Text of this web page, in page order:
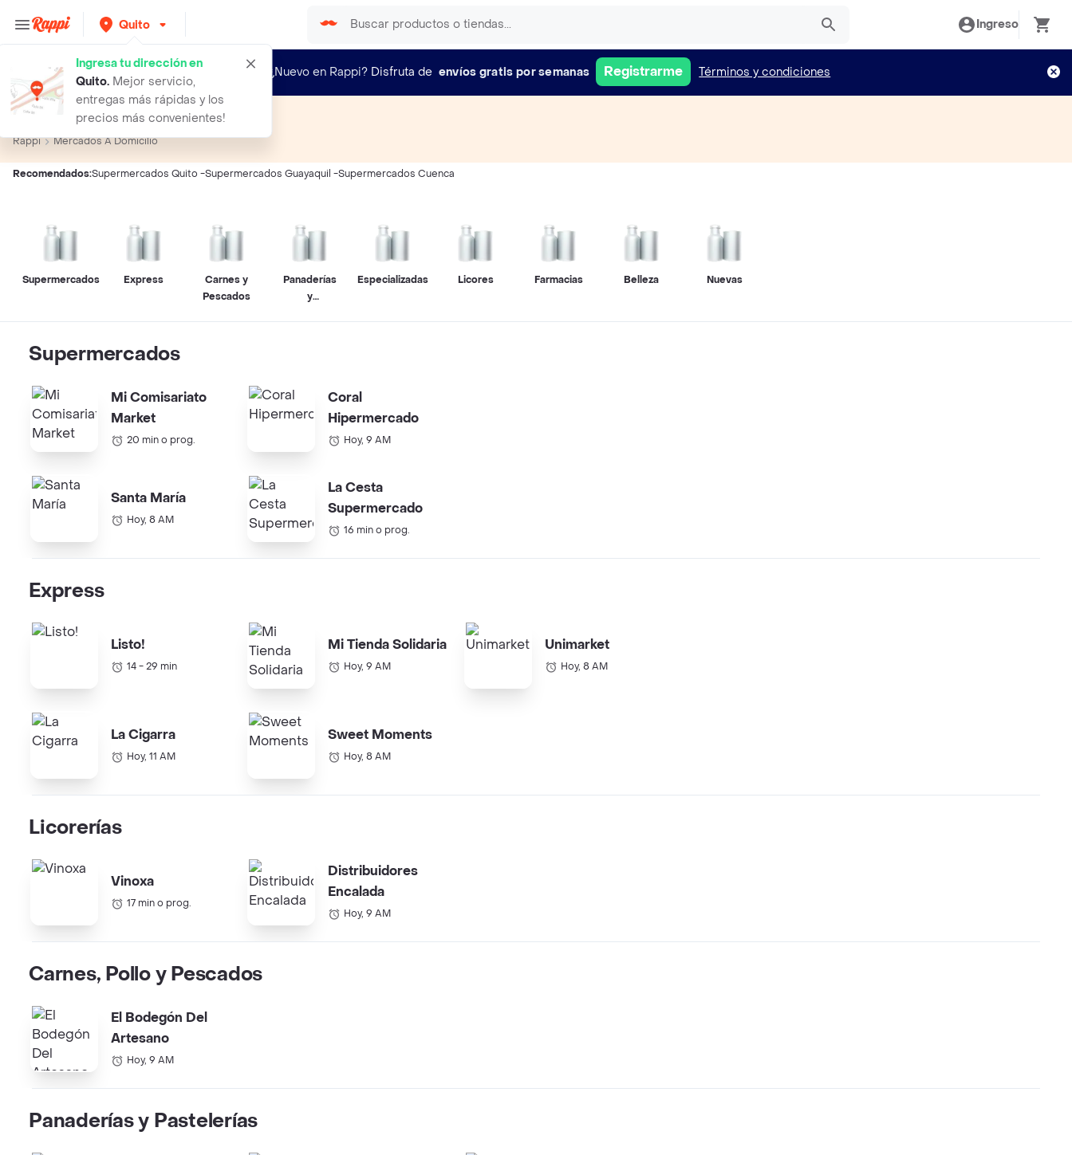
Quito
Ingresa tu dirección en
Quito. Mejor servicio,
entregas más rápidas y los
precios más convenientes!
Ingreso
¿Nuevo en Rappi? Disfruta de envíos gratis por semanas Registrarme Términos y condiciones
Supermercados a Domicilio
Rappi Mercados A Domicilio
Recomendados:Supermercados Quito -Supermercados Guayaquil -Supermercados Cuenca
Supermercados Express
Carnes y
Pescados
Panaderías
y
Especializadas Licores Farmacias Belleza Nuevas
Supermercados
Mi Comisariato
Market
20 min o prog.
Santa María
Hoy, 8 AM
Coral
Hipermercado
Hoy, 9 AM
La Cesta
Supermercado
16 min o prog.
Express
Listo!
14 - 29 min
La Cigarra
Hoy, 11 AM
Mi Tienda Solidaria
Hoy, 9 AM
Sweet Moments
Hoy, 8 AM
Unimarket
Hoy, 8 AM
Licorerías
Vinoxa
17 min o prog.
Distribuidores
Encalada
Hoy, 9 AM
Carnes, Pollo y Pescados
El Bodegón Del
Artesano
Hoy, 9 AM
Panaderías y Pastelerías